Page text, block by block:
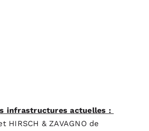
infrastructures actuelles :
HIRSCH & ZAVAGNO de